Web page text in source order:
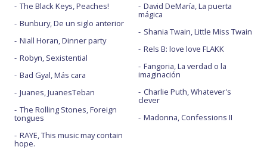
The Black Keys, Peaches!
Bunbury, De un siglo anterior
Niall Horan, Dinner party
Robyn, Sexistential
Bad Gyal, Más cara
Juanes, JuanesTeban
The Rolling Stones, Foreign
tongues
RAYE, This music may contain
hope.
David DeMaría, La puerta
mágica
Shania Twain, Little Miss Twain
Rels B: love love FLAKK
Fangoria, La verdad o la
imaginación
Charlie Puth, Whatever's
clever
Madonna, Confessions II